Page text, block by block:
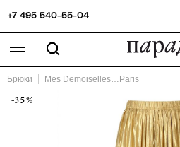
+7 495 540-55-04
Брюки Mes Demoiselles…Paris
-35%